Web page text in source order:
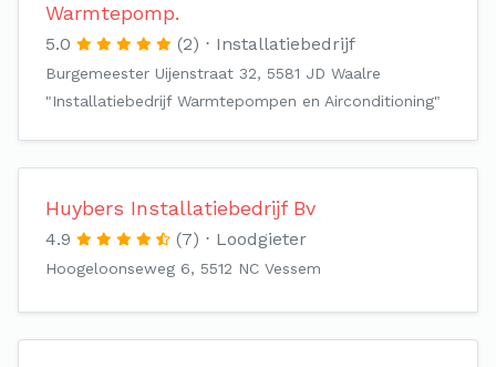
Warmtepomp.
5.0 (2) Installatiebedrijf
Burgemeester Uijenstraat 32, 5581 JD Waalre
"Installatiebedrijf Warmtepompen en Airconditioning"
Huybers Installatiebedrijf Bv
4.9 (7) Loodgieter
Hoogeloonseweg 6, 5512 NC Vessem